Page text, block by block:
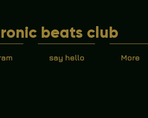
beats club
say hello More